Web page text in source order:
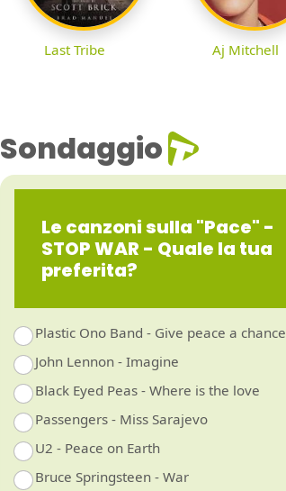
Last Tribe Aj Mitchell
Sondaggio
Le canzoni sulla "Pace" -
STOP WAR - Quale la tua
preferita?
Plastic Ono Band - Give peace a chance
John Lennon - Imagine
Black Eyed Peas - Where is the love
Passengers - Miss Sarajevo
U2 - Peace on Earth
Bruce Springsteen - War